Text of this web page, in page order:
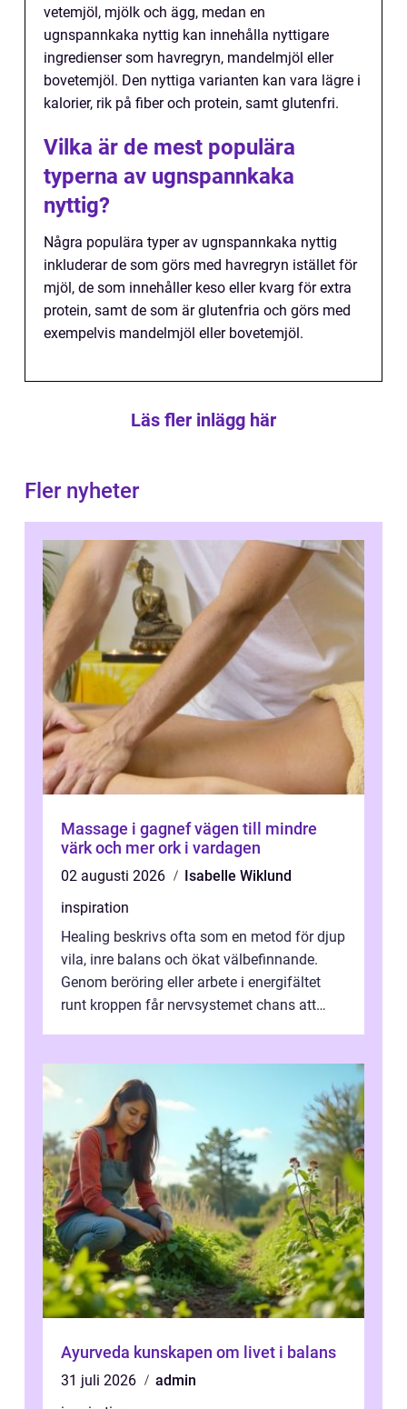
vetemjöl, mjölk och ägg, medan en
ugnspannkaka nyttig kan innehålla nyttigare
ingredienser som havregryn, mandelmjöl eller
bovetemjöl. Den nyttiga varianten kan vara lägre i
kalorier, rik på fiber och protein, samt glutenfri.
Vilka är de mest populära
typerna av ugnspannkaka
nyttig?
Några populära typer av ugnspannkaka nyttig
inkluderar de som görs med havregryn istället för
mjöl, de som innehåller keso eller kvarg för extra
protein, samt de som är glutenfria och görs med
exempelvis mandelmjöl eller bovetemjöl.
Läs fler inlägg här
Fler nyheter
Massage i gagnef vägen till mindre
värk och mer ork i vardagen
02 augusti 2026
Isabelle Wiklund
inspiration
Healing beskrivs ofta som en metod för djup
vila, inre balans och ökat välbefinnande.
Genom beröring eller arbete i energifältet
runt kroppen får nervsystemet chans att
Ayurveda kunskapen om livet i balans
31 juli 2026
admin